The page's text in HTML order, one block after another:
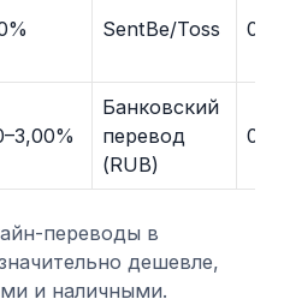
SentBe/Toss
Банковский
перевод
(RUB)
переводы в
дешевле,
и наличными.